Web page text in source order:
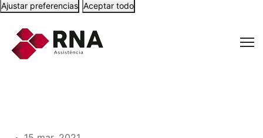
Ajustar preferencias Aceptar todo